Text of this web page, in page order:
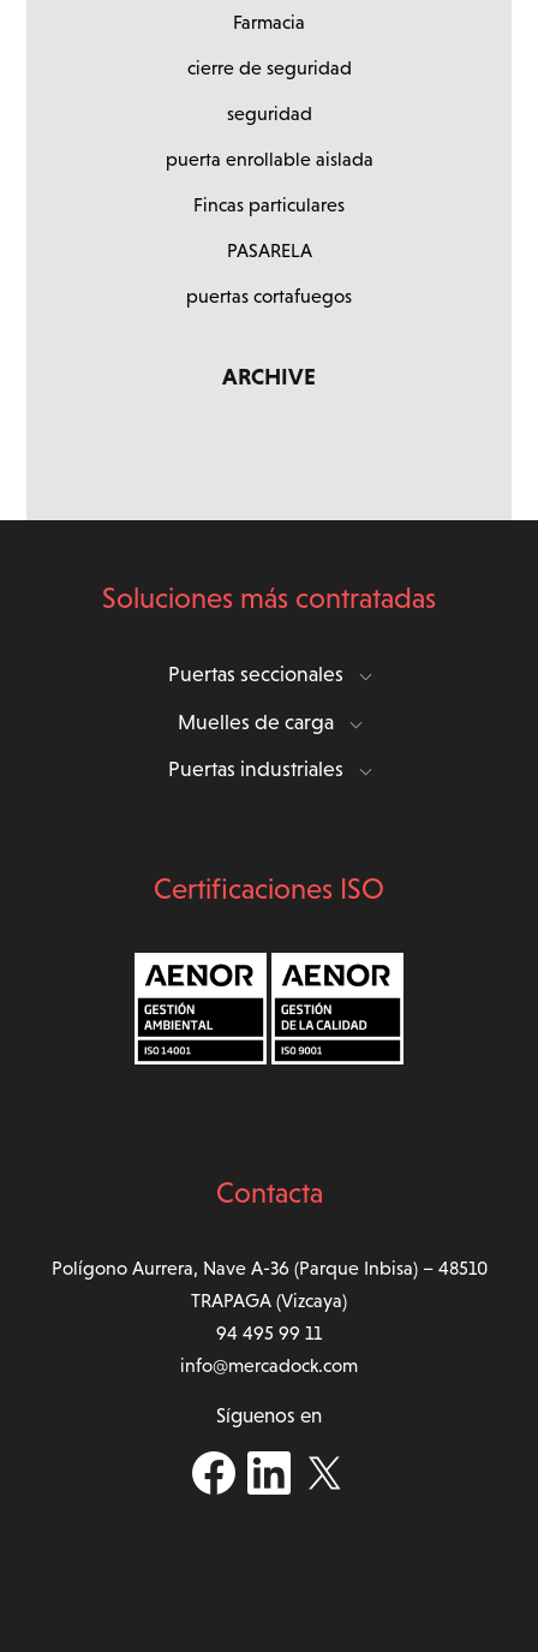
Farmacia
cierre de seguridad
seguridad
puerta enrollable aislada
Fincas particulares
PASARELA
puertas cortafuegos
ARCHIVE
Soluciones más contratadas
Puertas seccionales
Muelles de carga
Puertas industriales
Certificaciones ISO
Contacta
Polígono Aurrera, Nave A-36 (Parque Inbisa) – 48510
TRAPAGA (Vizcaya)
94 495 99 11
info@mercadock.com
Síguenos en